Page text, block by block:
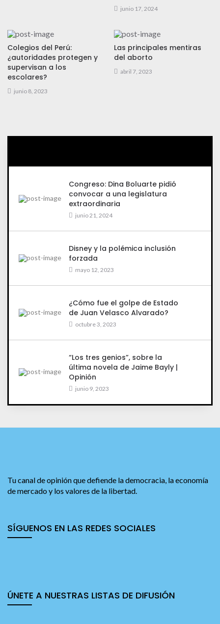
junio 17, 2024
Colegios del Perú:
¿autoridades protegen y
supervisan a los
escolares?
junio 8, 2023
Las principales mentiras
del aborto
abril 7, 2023
Congreso: Dina Boluarte pidió
convocar a una legislatura
extraordinaria
junio 21, 2024
Disney y la polémica inclusión
forzada
mayo 12, 2023
¿Cómo fue el golpe de Estado
de Juan Velasco Alvarado?
octubre 3, 2023
“Los tres genios”, sobre la
última novela de Jaime Bayly |
Opinión
junio 9, 2023
Tu canal de opinión que defiende la democracia, la economía
de mercado y los valores de la libertad.
SÍGUENOS EN LAS REDES SOCIALES
ÚNETE A NUESTRAS LISTAS DE DIFUSIÓN